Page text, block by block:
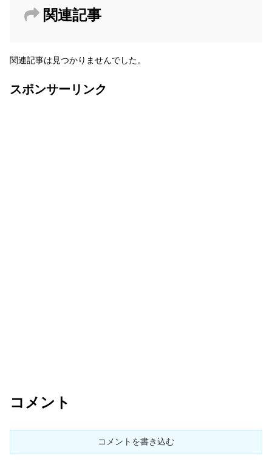
関連記事
関連記事は見つかりませんでした。
スポンサーリンク
コメント
コメントを書き込む